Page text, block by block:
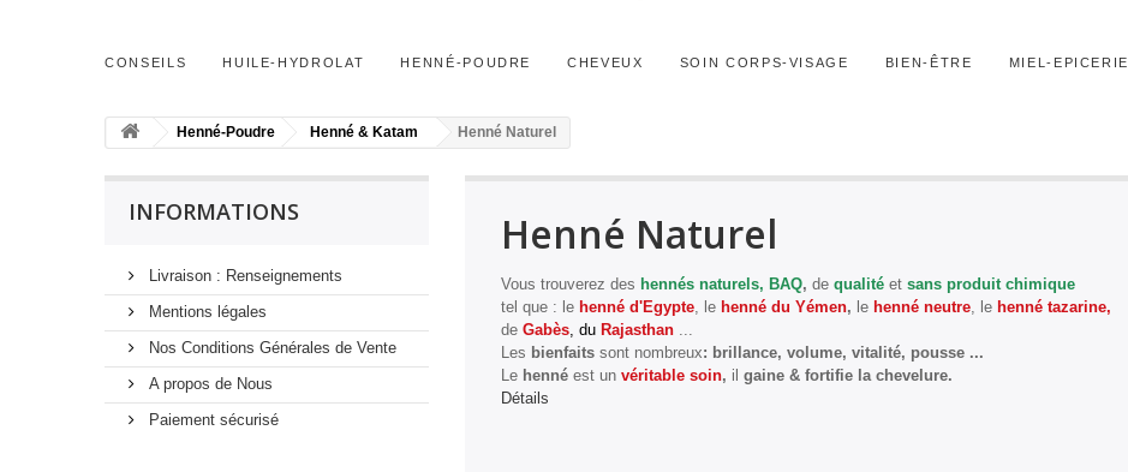
CONSEILS HUILE-HYDROLAT HENNÉ-POUDRE CHEVEUX SOIN CORPS-VISAGE BIEN-ÊTRE MIEL-EPICERIE
Henné-Poudre Henné & Katam Henné Naturel
INFORMATIONS
Livraison : Renseignements
Mentions légales
Nos Conditions Générales de Vente
A propos de Nous
Paiement sécurisé
Henné Naturel
Vous trouverez des hennés naturels, BAQ, de qualité et sans produit chimique
tel que : le henné d'Egypte, le henné du Yémen, le henné neutre, le henné tazarine,
de Gabès, du Rajasthan ...
Les bienfaits sont nombreux: brillance, volume, vitalité, pousse ...
Le henné est un véritable soin, il gaine & fortifie la chevelure.
Détails